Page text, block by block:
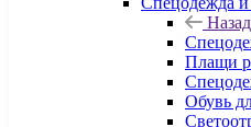
Назад
Плащи
Обувь